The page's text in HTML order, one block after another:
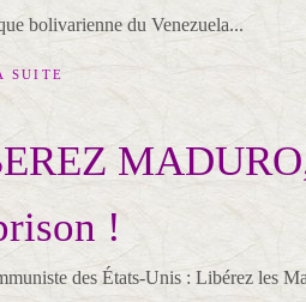
bolivarienne du Venezuela...
SUITE
!
des États-Unis : Libérez les